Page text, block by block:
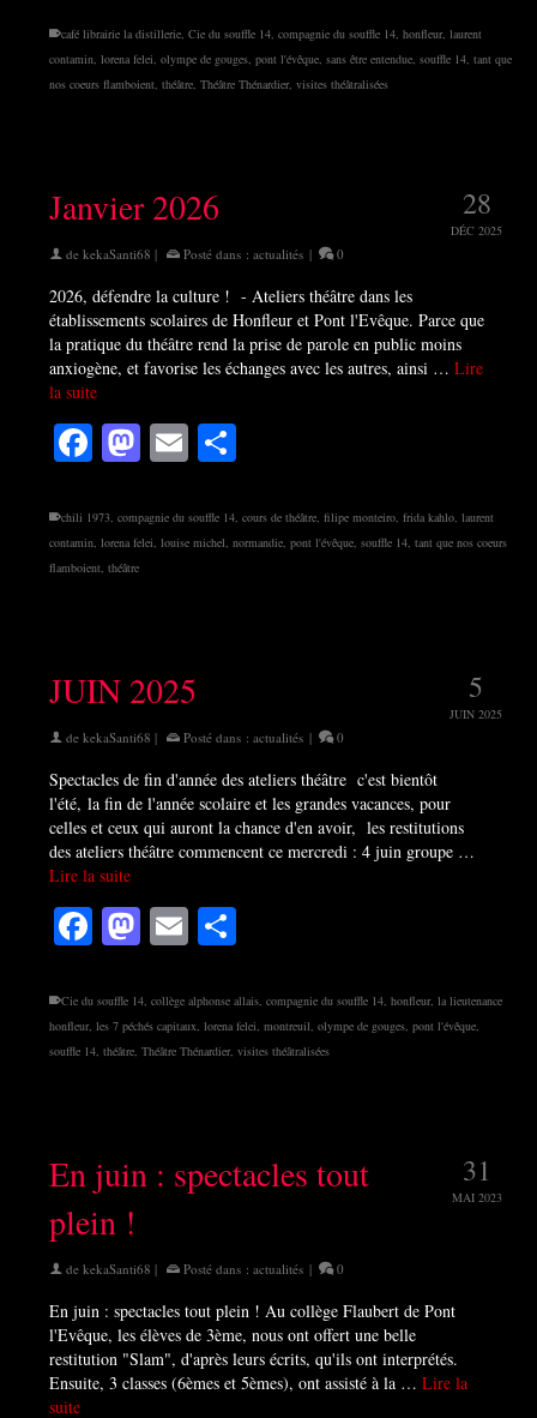
café librairie la distillerie, Cie du souffle 14, compagnie du souffle 14, honfleur, laurent
contamin, lorena felei, olympe de gouges, pont l'évêque, sans être entendue, souffle 14, tant que
nos coeurs flamboient, théâtre, Théâtre Thénardier, visites théâtralisées
28
DÉC 2025
Janvier 2026
de kekaSanti68 | Posté dans : actualités | 0
2026, défendre la culture ! - Ateliers théâtre dans les
établissements scolaires de Honfleur et Pont l'Evêque. Parce que
la pratique du théâtre rend la prise de parole en public moins
anxiogène, et favorise les échanges avec les autres, ainsi … Lire
la suite
Facebook
Mastodon
Email
chili 1973, compagnie du souffle 14, cours de théâtre, filipe monteiro, frida kahlo, laurent
contamin, lorena felei, louise michel, normandie, pont l'évêque, souffle 14, tant que nos coeurs
flamboient, théâtre
5
JUIN 2025
JUIN 2025
de kekaSanti68 | Posté dans : actualités | 0
Spectacles de fin d'année des ateliers théâtre c'est bientôt
l'été, la fin de l'année scolaire et les grandes vacances, pour
celles et ceux qui auront la chance d'en avoir, les restitutions
des ateliers théâtre commencent ce mercredi : 4 juin groupe …
Lire la suite
Facebook
Mastodon
Email
Cie du souffle 14, collège alphonse allais, compagnie du souffle 14, honfleur, la lieutenance
honfleur, les 7 péchés capitaux, lorena felei, montreuil, olympe de gouges, pont l'évêque,
souffle 14, théâtre, Théâtre Thénardier, visites théâtralisées
31
MAI 2023
En juin : spectacles tout
plein !
de kekaSanti68 | Posté dans : actualités | 0
En juin : spectacles tout plein ! Au collège Flaubert de Pont
l'Evêque, les élèves de 3ème, nous ont offert une belle
restitution "Slam", d'après leurs écrits, qu'ils ont interprétés.
Ensuite, 3 classes (6èmes et 5èmes), ont assisté à la … Lire la
suite